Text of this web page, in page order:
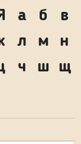
а б
в
л м
н
ч ш
щ